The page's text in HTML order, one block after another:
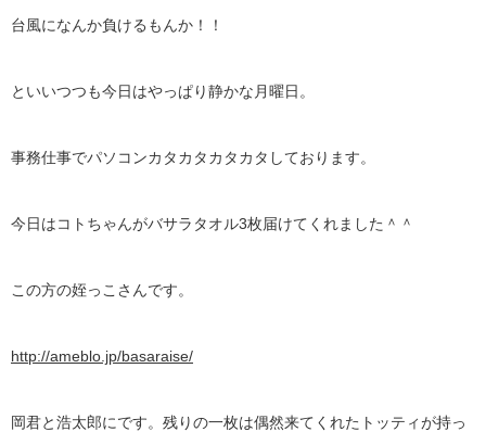
台風になんか負けるもんか！！
といいつつも今日はやっぱり静かな月曜日。
事務仕事でパソコンカタカタカタカタしております。
今日はコトちゃんがバサラタオル3枚届けてくれました＾＾
この方の姪っこさんです。
http://ameblo.jp/basaraise/
岡君と浩太郎にです。残りの一枚は偶然来てくれたトッティが持っ